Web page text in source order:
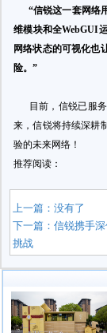
“信锐这一套网络
维模块和全WebGUI
网络状态的可视化也
险。”
目前，信锐已服
来，信锐将持续深耕
验的未来网络！
推荐阅读：
上一篇：没有了
下一篇：信锐携手
挑战